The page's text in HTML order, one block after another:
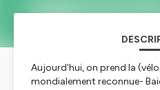
Aujourd'hui, on prend la
mondialement reconnue-